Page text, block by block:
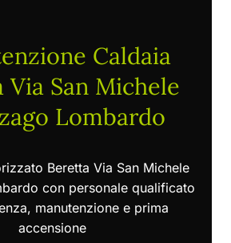
Caldaia
Via San Michele
Lombardo
Beretta Via San Michele
con personale qualificato
manutenzione e prima
accensione